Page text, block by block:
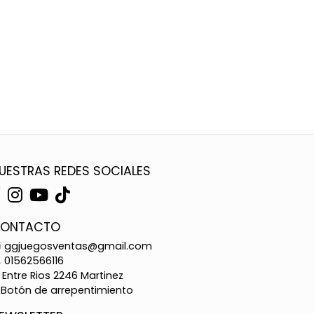
REDES SOCIALES
ggjuegosventas@gmail.com
01562566116
Entre Rios 2246 Martinez
de arrepentimiento